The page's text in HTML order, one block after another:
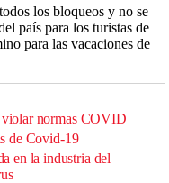
los bloqueos y no se
país para los turistas de
para las vacaciones de
violar normas COVID
de Covid-19
en la industria del